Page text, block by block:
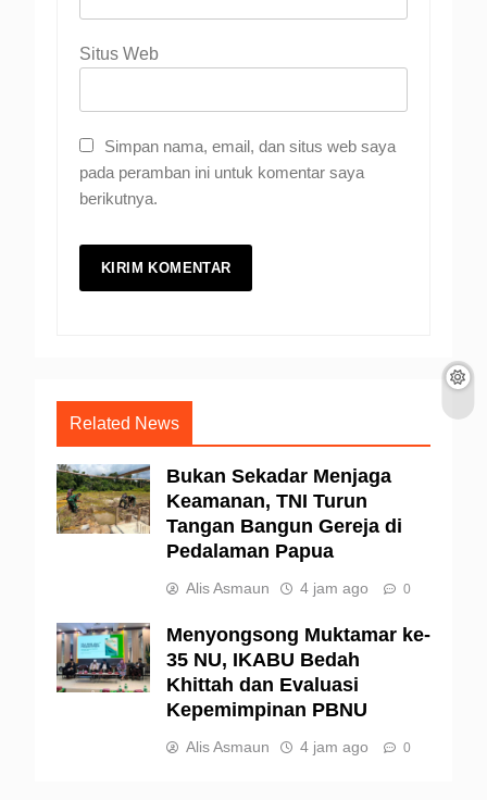
Situs Web
Simpan nama, email, dan situs web saya
pada peramban ini untuk komentar saya
berikutnya.
Related News
Bukan Sekadar Menjaga
Keamanan, TNI Turun
Tangan Bangun Gereja di
Pedalaman Papua
Alis Asmaun 4 jam ago 0
Menyongsong Muktamar ke-
35 NU, IKABU Bedah
Khittah dan Evaluasi
Kepemimpinan PBNU
Alis Asmaun 4 jam ago 0